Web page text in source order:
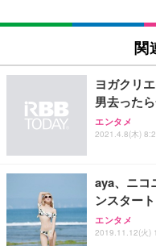
SIHOO
ュチェア 人
￥27,999
ワーク チェ
能 人間工学
務用 おしゃ
Sezlife オフ
ワーク チェ
能 人間工学
EIZO ビジネ
￥109,572
【純正品】
フック付き
【整備済み
ー フルHD
ort/VGA ス
Amazonベ
x2袋(84枚)
￥3,234
ネオ・ルー
り 単品
Smart
限定】
超厚型 お徳
関
ヨガクリ
男去った
エンタメ
2021.4.8(木)
aya、ニコ
ンスタート
エンタメ
2019.11.12(火)